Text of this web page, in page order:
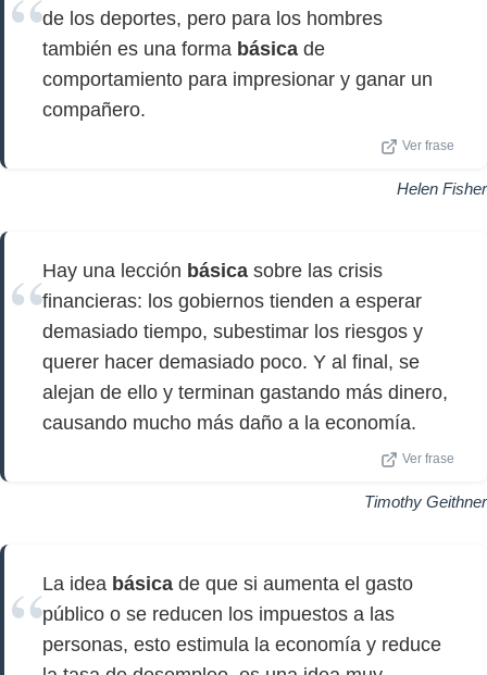
de los deportes, pero para los hombres
también es una forma básica de
comportamiento para impresionar y ganar un
compañero.
Ver frase
Helen Fisher
Hay una lección básica sobre las crisis
financieras: los gobiernos tienden a esperar
demasiado tiempo, subestimar los riesgos y
querer hacer demasiado poco. Y al final, se
alejan de ello y terminan gastando más dinero,
causando mucho más daño a la economía.
Ver frase
Timothy Geithner
La idea básica de que si aumenta el gasto
público o se reducen los impuestos a las
personas, esto estimula la economía y reduce